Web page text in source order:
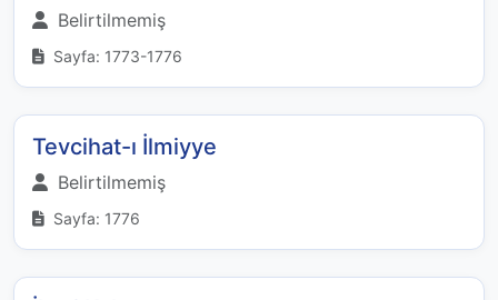
Belirtilmemiş
Sayfa: 1773-1776
Tevcihat-ı İlmiyye
Belirtilmemiş
Sayfa: 1776